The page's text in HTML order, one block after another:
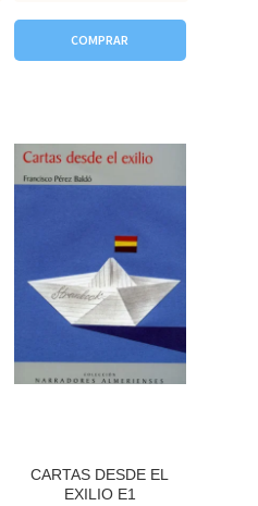
COMPRAR
CARTAS DESDE EL
EXILIO E1